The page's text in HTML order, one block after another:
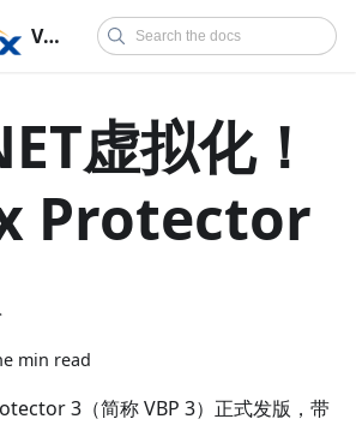
Virbox Protector
虚拟化！
Protector
min read
3（简称 VBP 3）正式发版，带